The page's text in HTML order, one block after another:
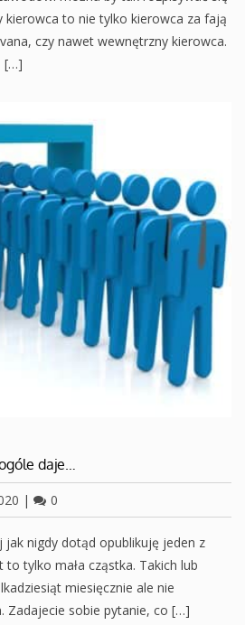
kierowca to nie tylko kierowca za fają
czy nawet wewnętrzny kierowca.
[…]
daje…
| 0
jak nigdy dotąd opublikuję jeden z
tylko mała cząstka. Takich lub
miesięcznie ale nie
Zadajecie sobie pytanie, co […]